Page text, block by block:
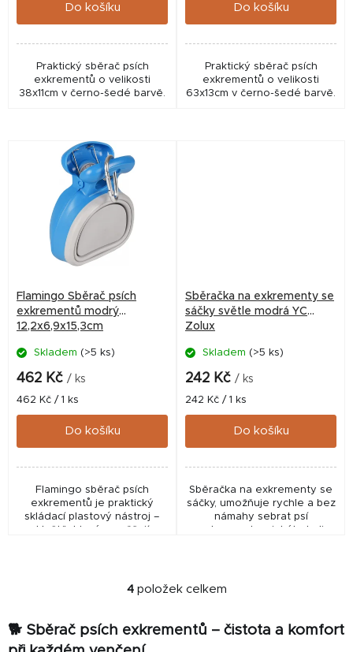
Do košíku
Praktický sběrač psích
exkrementů o velikosti
38x11cm v černo-šedé barvě.
Do košíku
Praktický sběrač psích
exkrementů o velikosti
63x13cm v černo-šedé barvě.
Flamingo Sběrač psích
exkrementů modrý
12,2x6,9x15,3cm
Skladem (>5 ks)
462 Kč / ks
Měrná
cena:
462 Kč / 1 ks
Do košíku
Flamingo sběrač psích
exkrementů je praktický
skládací plastový nástroj –
Sběračka na exkrementy se
sáčky světle modrá YC
Zolux
Skladem (>5 ks)
242 Kč / ks
Měrná
cena:
242 Kč / 1 ks
Do košíku
Sběračka na exkrementy se
sáčky, umožňuje rychle a bez
námahy sebrat psí
O
l
4položek celkem
🐕 Sběrač psích exkrementů – čistota a komfort